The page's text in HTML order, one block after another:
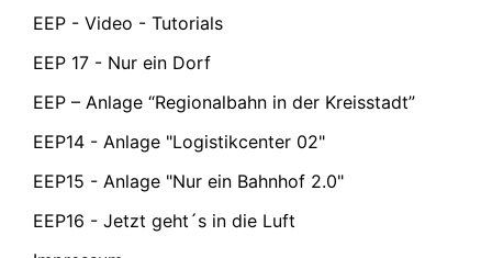
EEP - Video - Tutorials
EEP 17 - Nur ein Dorf
EEP – Anlage “Regionalbahn in der Kreisstadt”
EEP14 - Anlage "Logistikcenter 02"
EEP15 - Anlage "Nur ein Bahnhof 2.0"
EEP16 - Jetzt geht´s in die Luft